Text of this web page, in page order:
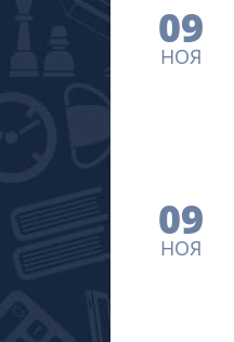
09
НОЯ
09
НОЯ